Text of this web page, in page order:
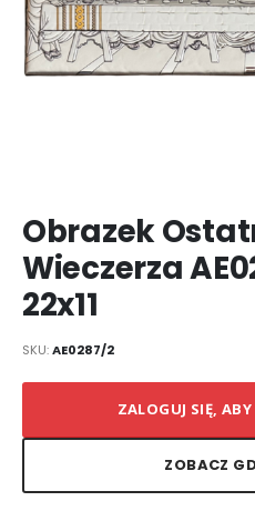
na
początek
galerii
Obrazek
Wieczerza
22x11
SKU AE0287/2
ZALOGUJ SIĘ,
ZOBACZ